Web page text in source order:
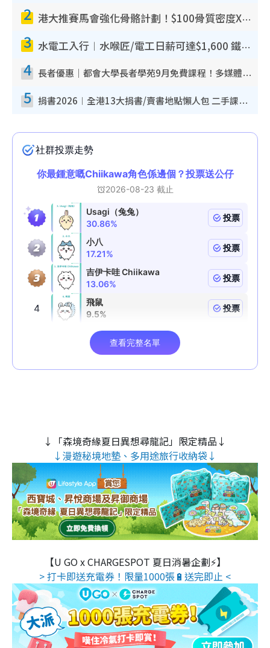
2 港大推賽馬會強化骨骼計劃！$100骨質密度X光檢查 完成免費運動訓練送超市禮券！附參加資格
3 水電工入行︱水喉匠/電工日薪可達$1,600 鐵飯碗職業難被AI取代！附薪酬參考＋入行考牌途徑
4 長者優惠｜都會大學長者學苑9月免費課程！多媒體/微電影創作/網絡安全 附報名方法教學
5 捐書2026︱全港13大捐書/賣書地點懶人包 二手課本最高$150＋舊書換免費咖啡/戲票
↓「森境奇緣夏日異想尋龍記」限定精品↓
↓漫遊秘境地墊、多用途旅行收納袋↓
【U GO x CHARGESPOT 夏日消暑企劃⚡】
> 打卡即送充電券！限量1000張🔋送完即止 <